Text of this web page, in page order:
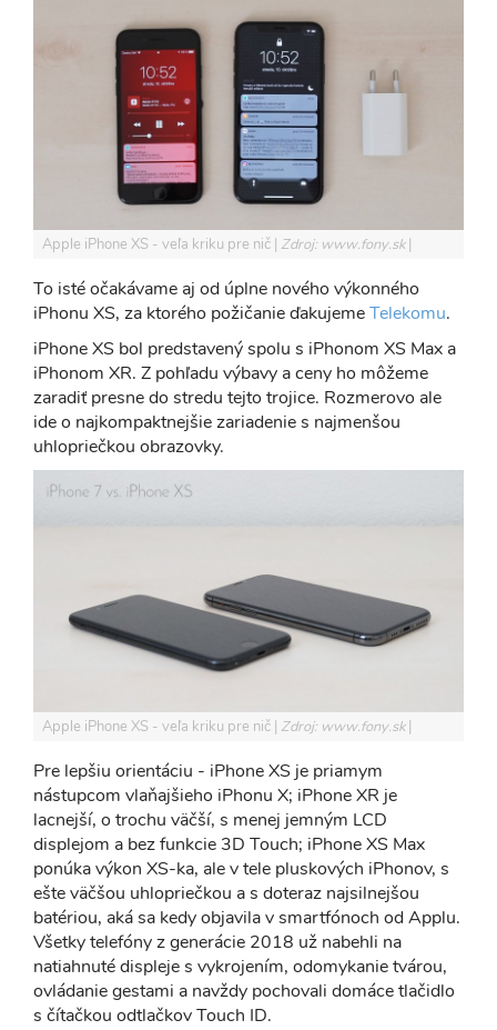
Apple iPhone XS - veľa kriku pre nič Zdroj: www.fony.sk
To isté očakávame aj od úplne nového výkonného
iPhonu XS, za ktorého požičanie ďakujemeTelekomu.
iPhone XS bol predstavený spolu s iPhonom XS Max a
iPhonom XR. Z pohľadu výbavy a ceny ho môžeme
zaradiť presne do stredu tejto trojice. Rozmerovo ale
ide o najkompaktnejšie zariadenie s najmenšou
uhlopriečkou obrazovky.
Apple iPhone XS - veľa kriku pre nič Zdroj: www.fony.sk
Pre lepšiu orientáciu - iPhone XS je priamym
nástupcom vlaňajšieho iPhonu X; iPhone XR je
lacnejší, o trochu väčší, s menej jemným LCD
displejom a bez funkcie 3D Touch; iPhone XS Max
ponúka výkon XS-ka, ale v tele pluskových iPhonov, s
ešte väčšou uhlopriečkou a s doteraz najsilnejšou
batériou, aká sa kedy objavila v smartfónoch od Applu.
Všetky telefóny z generácie 2018 už nabehli na
natiahnuté displeje s vykrojením, odomykanie tvárou,
ovládanie gestami a navždy pochovali domáce tlačidlo
s čítačkou odtlačkov Touch ID.